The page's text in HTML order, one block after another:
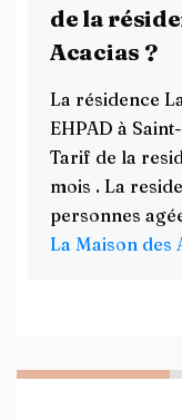
de la
Acacias ?
La résidence
EHPAD à
Tarif de la
mois . La
personnes
La Maison des